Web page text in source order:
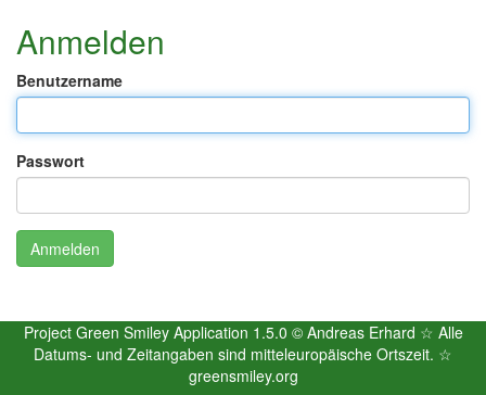
Anmelden
Benutzername
Passwort
Anmelden
Project Green Smiley Application 1.5.0 © Andreas Erhard ☆ Alle
Datums- und Zeitangaben sind mitteleuropäische Ortszeit. ☆
greensmiley.org